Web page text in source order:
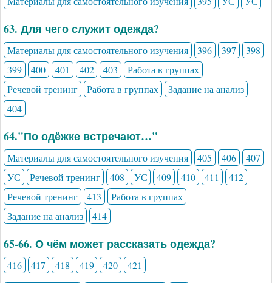
63. Для чего служит одежда?
Материалы для самостоятельного изучения 396 397
398
399
400 401 402 403
Работа в группах
Речевой тренинг
Работа в группах
Задание на анализ
404
64."По одёжке встречают…"
Материалы для самостоятельного изучения 405 406
407
УС
Речевой тренинг 408 УС 409 410 411
412
Речевой тренинг
413
Работа в группах
Задание на анализ
414
65-66. О чём может рассказать одежда?
416 417 418 419 420
421